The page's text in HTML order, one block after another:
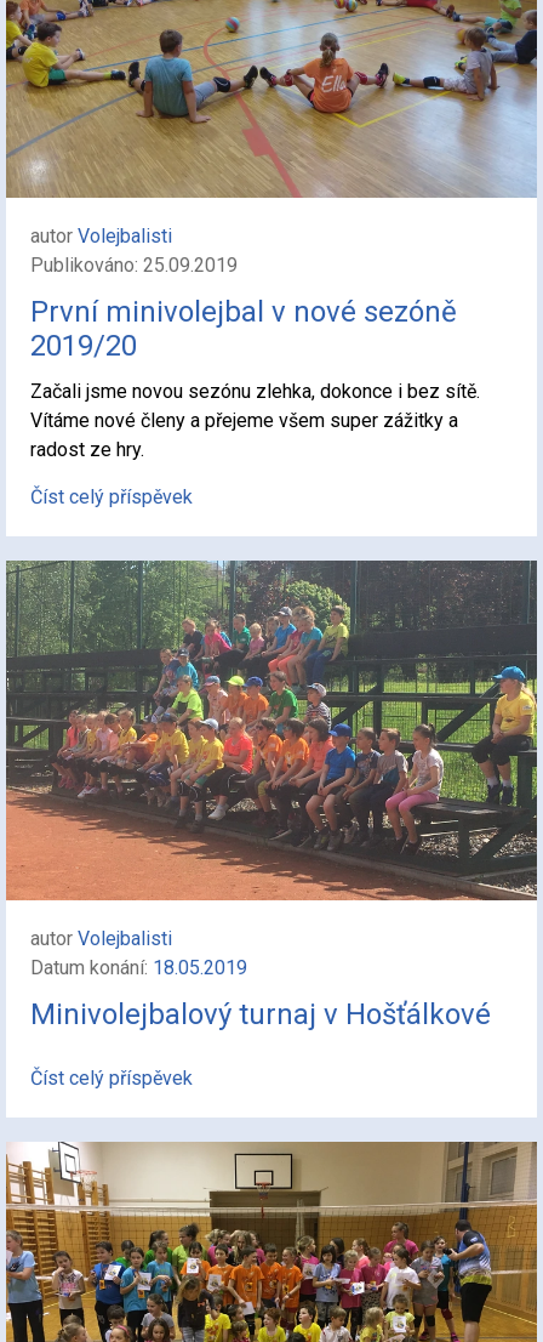
autor Volejbalisti
Publikováno: 25.09.2019
První minivolejbal v nové sezóně
2019/20
Začali jsme novou sezónu zlehka, dokonce i bez sítě.
Vítáme nové členy a přejeme všem super zážitky a
radost ze hry.
Číst celý příspěvek
autor Volejbalisti
Datum konání: 18.05.2019
Minivolejbalový turnaj v Hošťálkové
Číst celý příspěvek